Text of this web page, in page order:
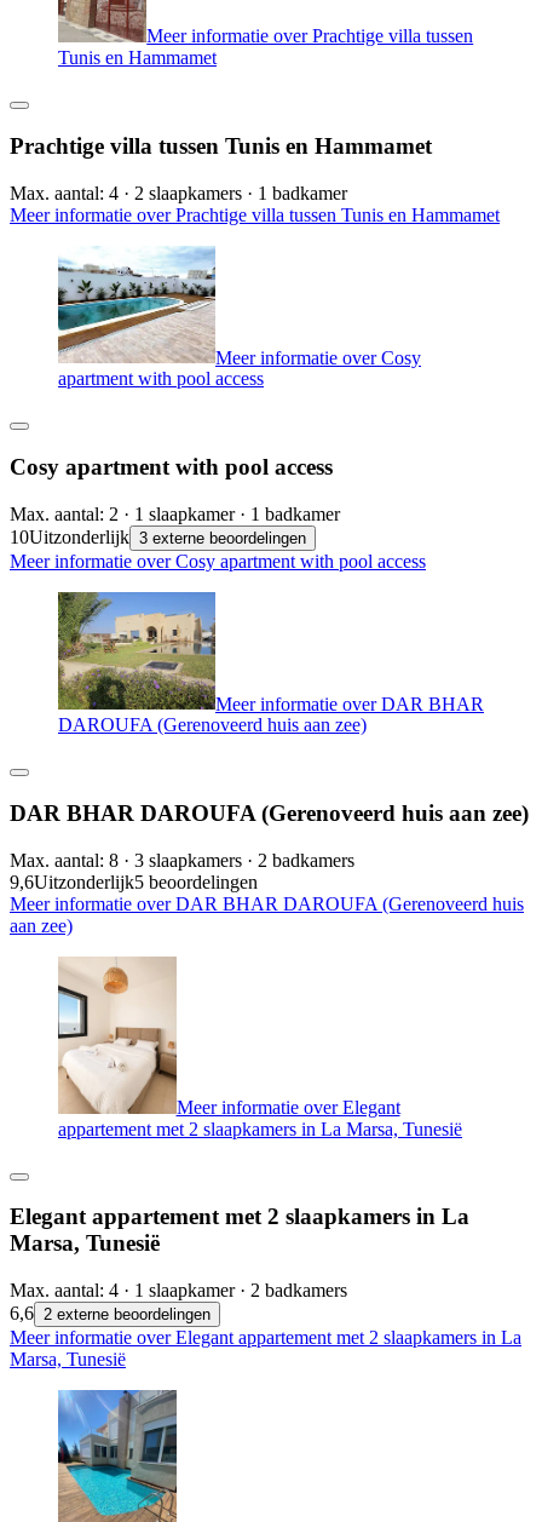
Meer informatie over Prachtige villa tussen
Tunis en Hammamet
Prachtige villa tussen Tunis en Hammamet
Max. aantal: 4 · 2 slaapkamers · 1 badkamer
Meer informatie over Prachtige villa tussen Tunis en Hammamet
Meer informatie over Cosy
apartment with pool access
Cosy apartment with pool access
Max. aantal: 2 · 1 slaapkamer · 1 badkamer
10Uitzonderlijk 3 externe beoordelingen
Meer informatie over Cosy apartment with pool access
Meer informatie over DAR BHAR
DAROUFA (Gerenoveerd huis aan zee)
DAR BHAR DAROUFA (Gerenoveerd huis aan zee)
Max. aantal: 8 · 3 slaapkamers · 2 badkamers
9,6Uitzonderlijk5 beoordelingen
Meer informatie over DAR BHAR DAROUFA (Gerenoveerd huis
aan zee)
Meer informatie over Elegant
appartement met 2 slaapkamers in La Marsa, Tunesië
Elegant appartement met 2 slaapkamers in La
Marsa, Tunesië
Max. aantal: 4 · 1 slaapkamer · 2 badkamers
6,6 2 externe beoordelingen
Meer informatie over Elegant appartement met 2 slaapkamers in La
Marsa, Tunesië